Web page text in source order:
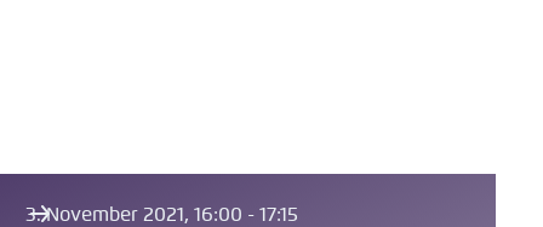
3. November 2021, 16:00 - 17:15